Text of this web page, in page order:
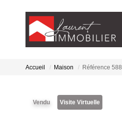
Accueil Maison Référence 588
Vendu Visite Virtuelle